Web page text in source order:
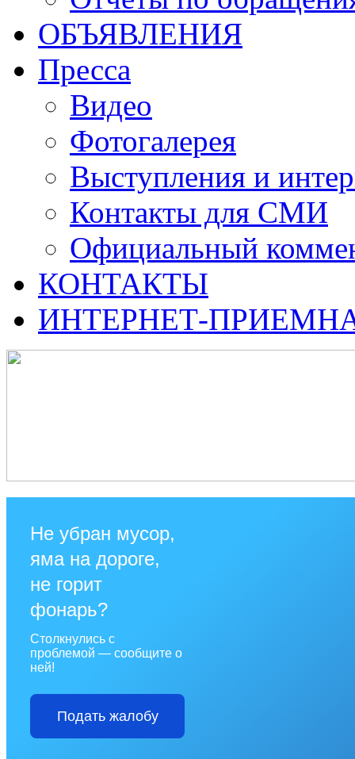
ОБЪЯВЛЕНИЯ
Пресса
Видео
Фотогалерея
Выступления и
Контакты для СМИ
Официальный
КОНТАКТЫ
ИНТЕРНЕТ-
Не убран мусор,
яма на дороге,
не горит
фонарь?
Столкнулись с
проблемой — сообщите о
ней!
Подать жалобу